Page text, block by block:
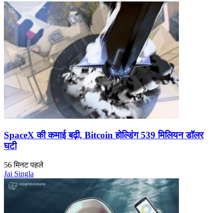
SpaceX की कमाई बढ़ी, Bitcoin होल्डिंग 539 मिलियन डॉलर
घटी
56 मिनट पहले
Jai Singla